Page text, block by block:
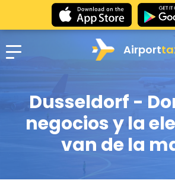
Airport
Dusseldorf -
negocios y la
van de la